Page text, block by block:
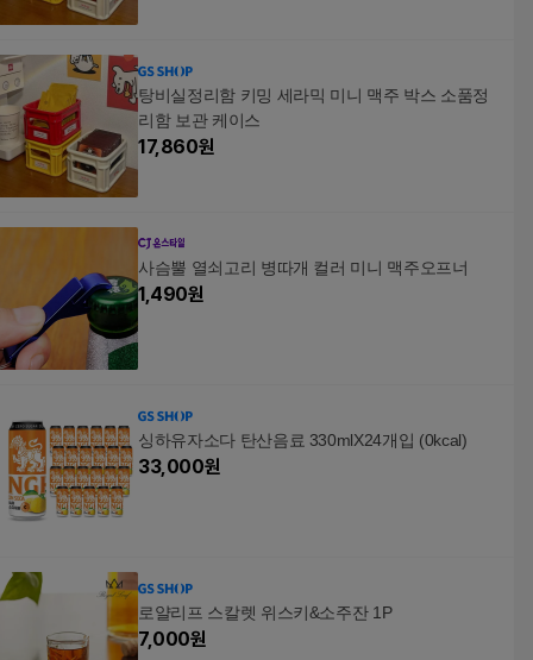
탕비실정리함 키밍 세라믹 미니 맥주 박스 소품정
리함 보관 케이스
17,860원
사슴뿔 열쇠고리 병따개 컬러 미니 맥주오프너
1,490원
싱하유자소다 탄산음료 330mlX24개입 (0kcal)
33,000원
로얄리프 스칼렛 위스키&소주잔 1P
7,000원